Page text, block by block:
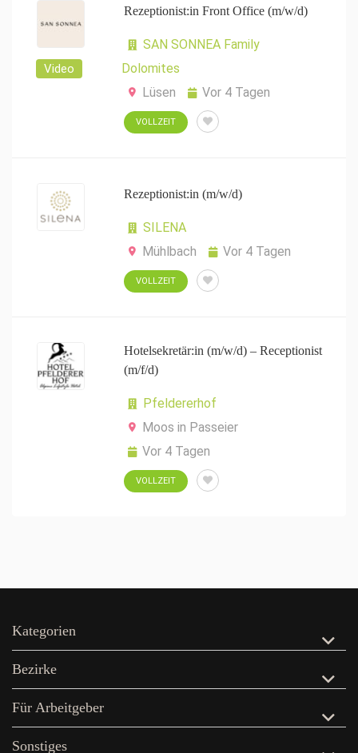
Video
Rezeptionist:in Front Office (m/w/d)
SAN SONNEA Family
Dolomites
Lüsen
Vor 4 Tagen
VOLLZEIT
Rezeptionist:in (m/w/d)
SILENA
Mühlbach
Vor 4 Tagen
VOLLZEIT
Hotelsekretär:in (m/w/d) – Receptionist
(m/f/d)
Pfeldererhof
Moos in Passeier
Vor 4 Tagen
VOLLZEIT
Kategorien
Bezirke
Für Arbeitgeber
Sonstiges